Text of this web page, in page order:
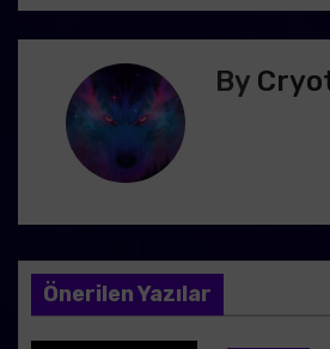
ı
i
n
m
By
Önerilen Yazılar